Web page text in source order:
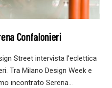
Confalonieri
Street intervista l’eclettica
Tra Milano Design Week e
incontrato Serena…